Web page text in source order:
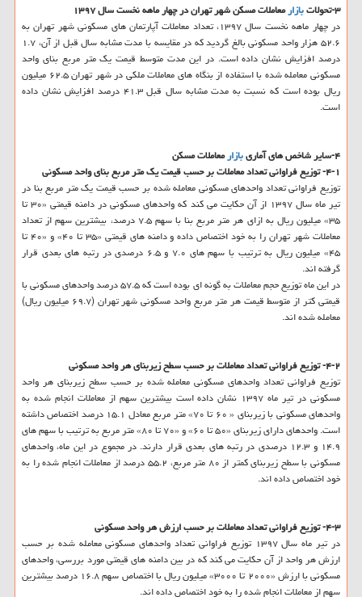
۳-تحولات بازارمعاملات مسكن شهر تهران در چهار ماهه نخست سال ۱۳۹۷
در چهار ماهه نخست سال ۱۳۹۷، تعداد معاملات آپارتمان های مسكونی شهر تهران به
۵۲.۶ هزار واحد مسكونی بالغ گردید كه در مقایسه با مدت مشابه سال قبل از آن، ۱.۷
درصد افزایش نشان داده است. در این مدت متوسط قیمت یك متر مربع بنای واحد
مسكونی معامله شده با استفاده از بنگاه های معاملات ملكی در شهر تهران ۶۲.۵ میلیون
ریال بوده است كه نسبت به مدت مشابه سال قبل ۴۱.۳ درصد افزایش نشان داده
است.
۴-سایر شاخص های آماری بازارمعاملات مسكن
۴-۱- توزیع فراوانی تعداد معاملات بر حسب قیمت یك متر مربع بنای واحد مسكونی
توزیع فراوانی تعداد واحدهای مسكونی معامله شده بر حسب قیمت یك متر مربع بنا در
تیر ماه سال ۱۳۹۷ از آن حكایت می كند كه واحدهای مسكونی در دامنه قیمتی «۳۰ تا
۳۵» میلیون ریال به ازای هر متر مربع بنا با سهم ۷.۵ درصد، بیشترین سهم از تعداد
معاملات شهر تهران را به خود اختصاص داده و دامنه های قیمتی «۳۵ تا ۴۰» و «۴۰ تا
۴۵» میلیون ریال به ترتیب با سهم های ۷.۰ و ۶.۵ درصدی در رتبه های بعدی قرار
گرفته اند.
در این ماه توزیع حجم معاملات به گونه ای بوده است كه ۵۷.۵ درصد واحدهای مسكونی با
قیمتی كتر از متوسط قیمت هر متر مربع واحد مسكونی شهر تهران (۶۹.۷ میلیون ریال)
معامله شده اند.
۴-۲- توزیع فراوانی تعداد معاملات بر حسب سطح زیربنای هر واحد مسكونی
توزیع فراوانی تعداد واحدهای مسكونی معامله شده بر حسب سطح زیربنای هر واحد
مسكونی در تیر ماه ۱۳۹۷ نشان داده است بیشترین سهم از معاملات انجام شده به
واحدهای مسكونی با زیربنای « ۶۰ تا ۷۰» متر مربع معادل ۱۵.۱ درصد اختصاص داشته
است. واحدهای دارای زیربنای «۵۰ تا ۶۰» و «۷۰ تا ۸۰» متر مربع به ترتیب با سهم های
۱۴.۹ و ۱۲.۳ درصدی در رتبه های بعدی قرار دارند. در مجموع در این ماه، واحدهای
مسكونی با سطح زیربنای كمتر از ۸۰ متر مربع، ۵۵.۲ درصد از معاملات انجام شده را به
خود اختصاص داده اند.
۴-۳- توزیع فراوانی تعداد معاملات بر حسب ارزش هر واحد مسكونی
در تیر ماه سال ۱۳۹۷ توزیع فراوانی تعداد واحدهای مسكونی معامله شده بر حسب
ارزش هر واحد از آن حكایت می كند كه در بین دامنه های قیمتی مورد بررسی، واحدهای
مسكونی با ارزش «۲۰۰۰ تا ۳۰۰۰» میلیون ریال با اختصاص سهم ۱۶.۸ درصد بیشترین
سهم از معاملات انجام شده را به خود اختصاص داده اند.